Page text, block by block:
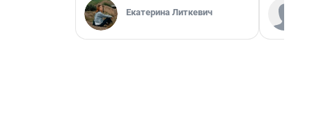
Екатерина Литкевич